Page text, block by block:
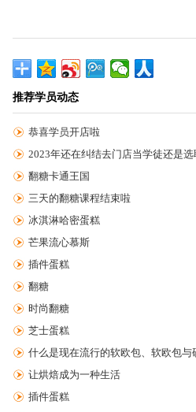
推荐学员动态
恭喜学员开店啦
2023年还在纠结去门店当学徒还是选
翻糖卡通王国
三天的翻糖课程结束啦
冰淇淋哈密蛋糕
芒果流心慕斯
插件蛋糕
翻糖
时尚翻糖
芝士蛋糕
什么是现在流行的软欧包、软欧包与
让烘焙成为一种生活
插件蛋糕